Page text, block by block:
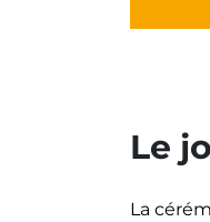
Le
La